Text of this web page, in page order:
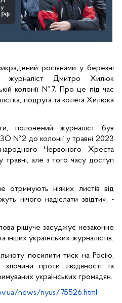
росіянами у березні
журналіст Дмитро Хилюк
колонії №7. Про це під час
подруга та колега Хилюка
полонений журналіст був
№2 до колонії у травні 2023
Червоного Хреста
але з того часу доступ
отримують ніяких листів від
нічого надіслати звідти», -
рішуче засуджує незаконне
українських журналістів.
посилити тиск на Росію,
злочини проти людяності та
українських громадян.
news/nyus/75526.html